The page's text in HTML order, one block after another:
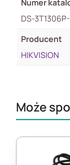
Numer
DS-
Producent
HIKVISION
Może